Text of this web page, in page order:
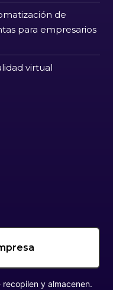
de
para empresarios
virtual
y almacenen.